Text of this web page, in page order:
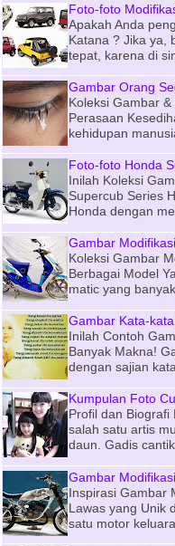
Foto-foto
Apakah Anda
Katana ? Jika ya,
tepat, karena di
Gambar Orang
Koleksi Gambar
Perasaan
kehidupan
Foto-foto Honda
Inilah Koleksi
Supercub Series
Honda dengan
Gambar
Koleksi Gambar
Berbagai Model
matic yang
Gambar Kata-
Inilah Contoh
Banyak Makna!
dengan sajian
Kumpulan Foto
Profil dan Biografi
salah satu artis
daun. Gadis
Gambar
Inspirasi Gambar
Lawas yang Unik
satu motor